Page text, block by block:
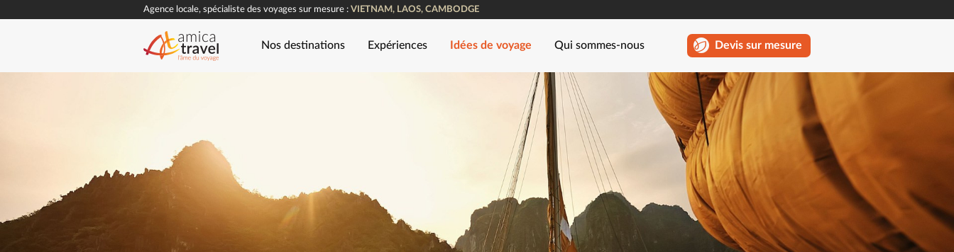
Agence locale, spécialiste des voyages sur mesure : VIETNAM, LAOS, CAMBODGE
Nos destinations Expériences Idées de voyage Qui sommes-nous Devis sur mesure